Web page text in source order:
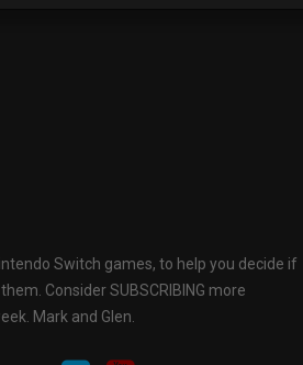
Switch games, to help you decide if
Consider SUBSCRIBING more
Mark and Glen.